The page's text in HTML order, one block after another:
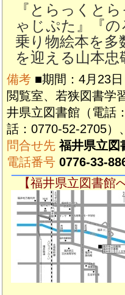
『とらっくと
ゃじぷた』『
乗り物絵本を多
を迎える山本
備考 ■期間：4月23
閲覧室、若狭図書
井県立図書館（電話
話：0770-52-2705
問合せ先福井県立図
電話番号 0776-33-
【福井県立図書館